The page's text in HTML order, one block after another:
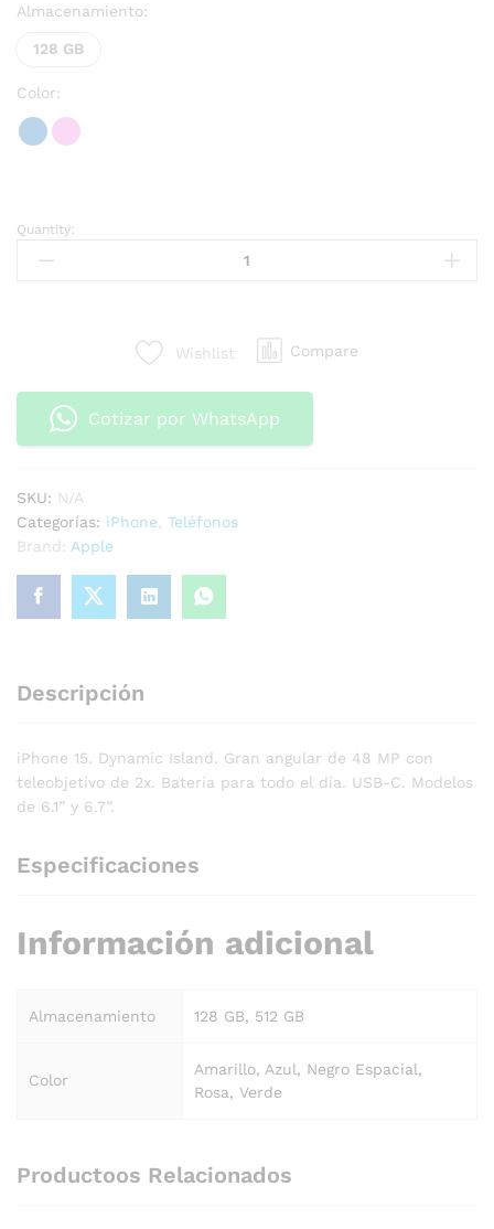
Almacenamiento:
128 GB
Color:
Quantity:
Wishlist Compare
Cotizar por WhatsApp
SKU: N/A
Categorías: iPhone
Teléfonos
Brand: Apple
Descripción
iPhone 15. Dynamic Island. Gran angular de 48 MP con
teleobjetivo de 2x. Batería para todo el día. USB-C. Modelos
de 6.1” y 6.7”.
Especificaciones
Información adicional
Almacenamiento 128 GB, 512 GB
Color
Amarillo, Azul, Negro Espacial,
Rosa, Verde
Productoos Relacionados